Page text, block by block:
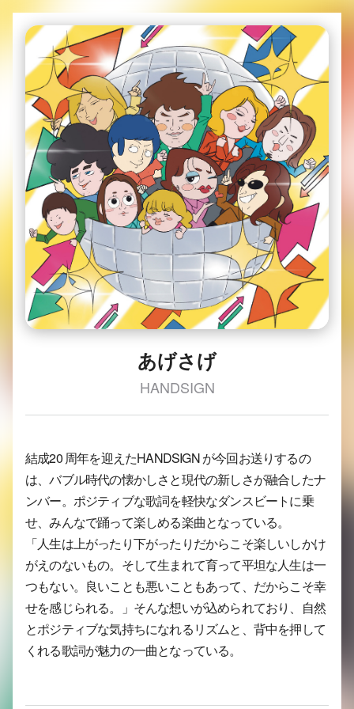
あげさげ
HANDSIGN
結成20 周年を迎えたHANDSIGN が今回お送りするの
は、バブル時代の懐かしさと現代の新しさが融合したナ
ンバー。ポジティブな歌詞を軽快なダンスビートに乗
せ、みんなで踊って楽しめる楽曲となっている。
「人生は上がったり下がったりだからこそ楽しいしかけ
がえのないもの。そして生まれて育って平坦な人生は一
つもない。良いことも悪いこともあって、だからこそ幸
せを感じられる。」そんな想いが込められており、自然
とポジティブな気持ちになれるリズムと、背中を押して
くれる歌詞が魅力の一曲となっている。